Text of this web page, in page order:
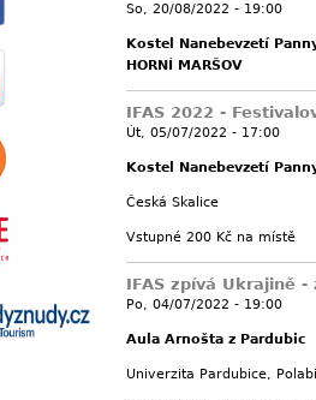
So, 20/08/2022 - 19:00
Kostel Nanebevzetí
HORNÍ MARŠOV
IFAS 2022 -
Út, 05/07/2022 - 17:00
Kostel Nanebevzetí
Česká Skalice
Vstupné 200 Kč na místě
IFAS zpívá Ukrajině
Po, 04/07/2022 - 19:00
Aula Arnošta z Pardubic
Univerzita Pardubice,